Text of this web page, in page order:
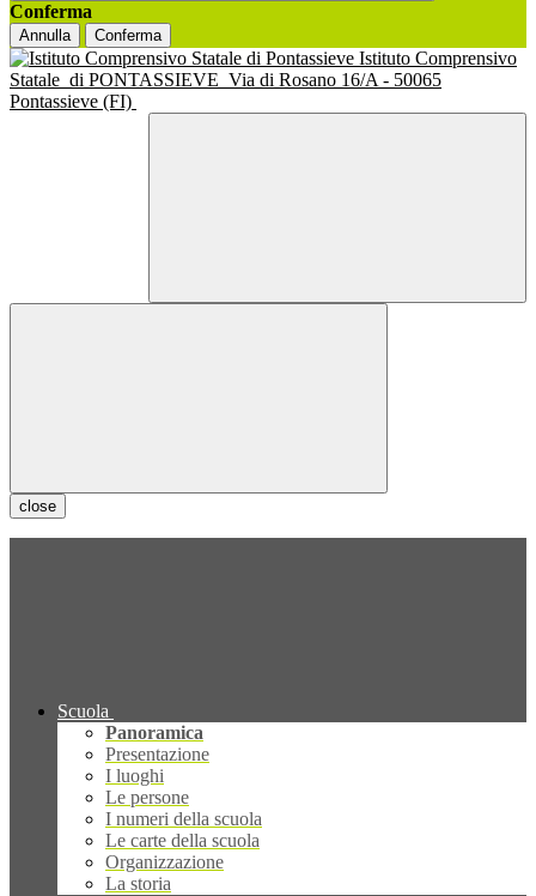
Conferma
Annulla Conferma
Istituto Comprensivo
Statale di PONTASSIEVE Via di Rosano 16/A - 50065
Pontassieve (FI)
close
Scuola
Panoramica
Presentazione
I luoghi
Le persone
I numeri della scuola
Le carte della scuola
Organizzazione
La storia